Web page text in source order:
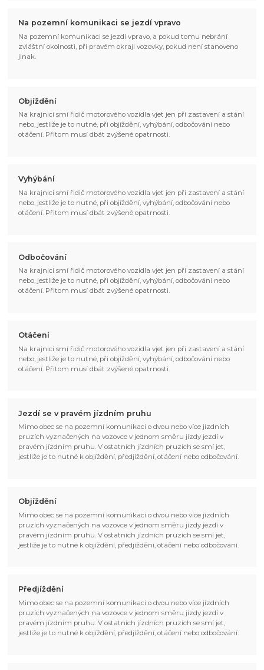
Na pozemní komunikaci se jezdí vpravo
Na pozemní komunikaci se jezdí vpravo, a pokud tomu nebrání
zvláštní okolnosti, při pravém okraji vozovky, pokud není stanoveno
jinak.
Objíždění
Na krajnici smí řidič motorového vozidla vjet jen při zastavení a stání
nebo, jestliže je to nutné, při objíždění, vyhýbání, odbočování nebo
otáčení. Přitom musí dbát zvýšené opatrnosti.
Vyhýbání
Na krajnici smí řidič motorového vozidla vjet jen při zastavení a stání
nebo, jestliže je to nutné, při objíždění, vyhýbání, odbočování nebo
otáčení. Přitom musí dbát zvýšené opatrnosti.
Odbočování
Na krajnici smí řidič motorového vozidla vjet jen při zastavení a stání
nebo, jestliže je to nutné, při objíždění, vyhýbání, odbočování nebo
otáčení. Přitom musí dbát zvýšené opatrnosti.
Otáčení
Na krajnici smí řidič motorového vozidla vjet jen při zastavení a stání
nebo, jestliže je to nutné, při objíždění, vyhýbání, odbočování nebo
otáčení. Přitom musí dbát zvýšené opatrnosti.
Jezdí se v pravém jízdním pruhu
Mimo obec se na pozemní komunikaci o dvou nebo více jízdních
pruzích vyznačených na vozovce v jednom směru jízdy jezdí v
pravém jízdním pruhu. V ostatních jízdních pruzích se smí jet,
jestliže je to nutné k objíždění, předjíždění, otáčení nebo odbočování.
Objíždění
Mimo obec se na pozemní komunikaci o dvou nebo více jízdních
pruzích vyznačených na vozovce v jednom směru jízdy jezdí v
pravém jízdním pruhu. V ostatních jízdních pruzích se smí jet,
jestliže je to nutné k objíždění, předjíždění, otáčení nebo odbočování.
Předjíždění
Mimo obec se na pozemní komunikaci o dvou nebo více jízdních
pruzích vyznačených na vozovce v jednom směru jízdy jezdí v
pravém jízdním pruhu. V ostatních jízdních pruzích se smí jet,
jestliže je to nutné k objíždění, předjíždění, otáčení nebo odbočování.